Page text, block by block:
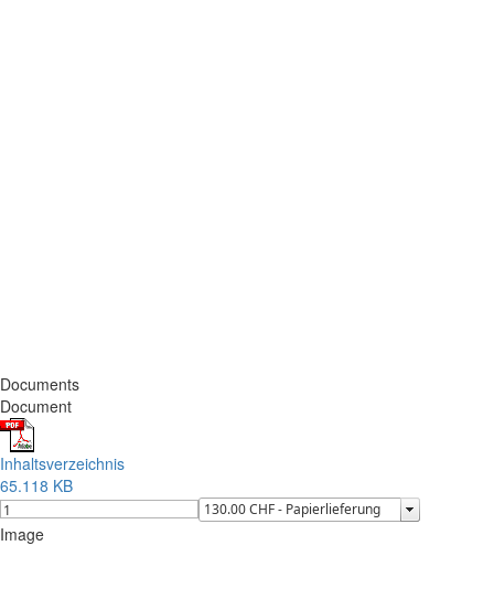
Documents
Document
Inhaltsverzeichnis
65.118 KB
Image